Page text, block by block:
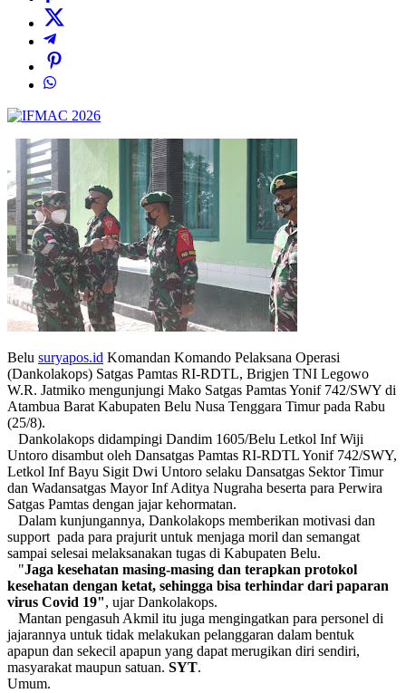
Belu suryapos.id Komandan Komando Pelaksana Operasi
(Dankolakops) Satgas Pamtas RI-RDTL, Brigjen TNI Legowo
W.R. Jatmiko mengunjungi Mako Satgas Pamtas Yonif 742/SWY di
Atambua Barat Kabupaten Belu Nusa Tenggara Timur pada Rabu
(25/8).
Dankolakops didampingi Dandim 1605/Belu Letkol Inf Wiji
Untoro disambut oleh Dansatgas Pamtas RI-RDTL Yonif 742/SWY,
Letkol Inf Bayu Sigit Dwi Untoro selaku Dansatgas Sektor Timur
dan Wadansatgas Mayor Inf Aditya Nugraha beserta para Perwira
Satgas Pamtas dengan jajar kehormatan.
Dalam kunjungannya, Dankolakops memberikan motivasi dan
support pada para prajurit untuk menjaga moril dan semangat
sampai selesai melaksanakan tugas di Kabupaten Belu.
"Jaga kesehatan masing-masing dan terapkan protokol
kesehatan dengan ketat, sehingga bisa terhindar dari paparan
virus Covid 19", ujar Dankolakops.
Mantan pengasuh Akmil itu juga mengingatkan para personel di
jajarannya untuk tidak melakukan pelanggaran dalam bentuk
apapun dan sekecil apapun yang dapat merugikan diri sendiri,
masyarakat maupun satuan. SYT.
Umum.